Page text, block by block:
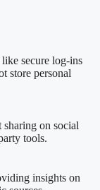
like secure log-ins
store personal
on social
tools.
insights on